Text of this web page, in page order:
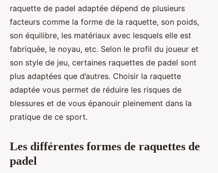
raquette de padel adaptée dépend de plusieurs
facteurs comme la forme de la raquette, son poids,
son équilibre, les matériaux avec lesquels elle est
fabriquée, le noyau, etc. Selon le profil du joueur et
son style de jeu, certaines raquettes de padel sont
plus adaptées que d’autres. Choisir la raquette
adaptée vous permet de réduire les risques de
blessures et de vous épanouir pleinement dans la
pratique de ce sport.
Les différentes formes de raquettes de
padel